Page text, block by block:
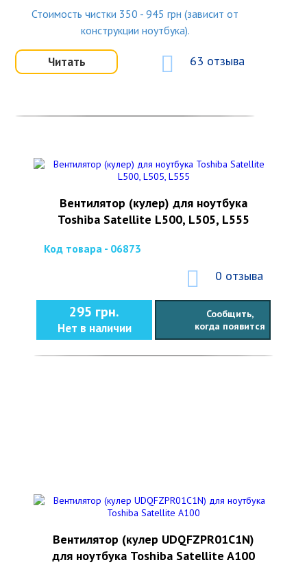
Стоимость чистки 350 - 945 грн (зависит от
конструкции ноутбука).
Читать 63 отзыва
Вентилятор (кулер) для ноутбука
Toshiba Satellite L500, L505, L555
Код товара - 06873
0 отзыва
295 грн.
Нет в наличии
Сообщить,
когда появится
Вентилятор (кулер UDQFZPR01C1N)
для ноутбука Toshiba Satellite A100